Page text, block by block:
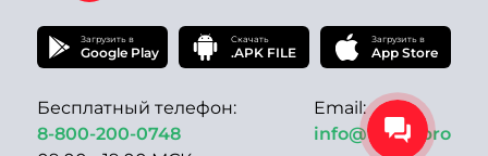
Загрузить в
Google Play
Скачать
.APK FILE
Загрузить в
App Store
Бесплатный телефон:
8-800-200-0748
Email:
info@tronk.pro